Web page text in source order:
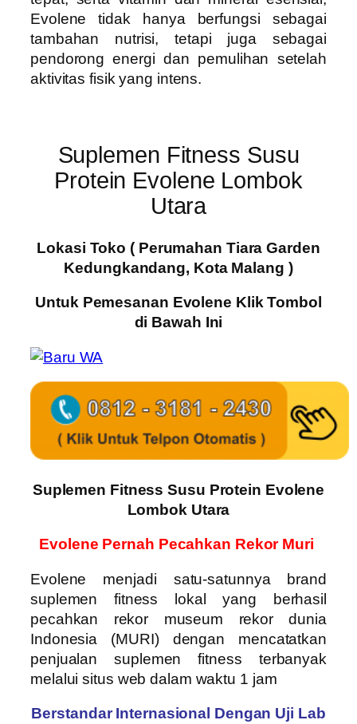
Evolene tidak hanya berfungsi sebagai
tambahan nutrisi, tetapi juga sebagai
pendorong energi dan pemulihan setelah
aktivitas fisik yang intens.
Suplemen Fitness Susu
Protein Evolene Lombok
Utara
Lokasi Toko ( Perumahan Tiara Garden
Kedungkandang, Kota Malang )
Untuk Pemesanan Evolene Klik Tombol
di Bawah Ini
Suplemen Fitness Susu Protein Evolene
Lombok Utara
Evolene Pernah Pecahkan Rekor Muri
Evolene menjadi satu-satunnya brand
suplemen fitness lokal yang berhasil
pecahkan rekor museum rekor dunia
Indonesia (MURI) dengan mencatatkan
penjualan suplemen fitness terbanyak
melalui situs web dalam waktu 1 jam
Berstandar Internasional Dengan Uji Lab